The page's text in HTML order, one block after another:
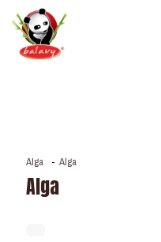
Alga - Alga
Alga